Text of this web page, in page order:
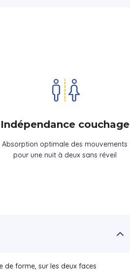
Indépendance couchage
Absorption optimale des mouvements
pour une nuit à deux sans réveil
de forme, sur les deux faces